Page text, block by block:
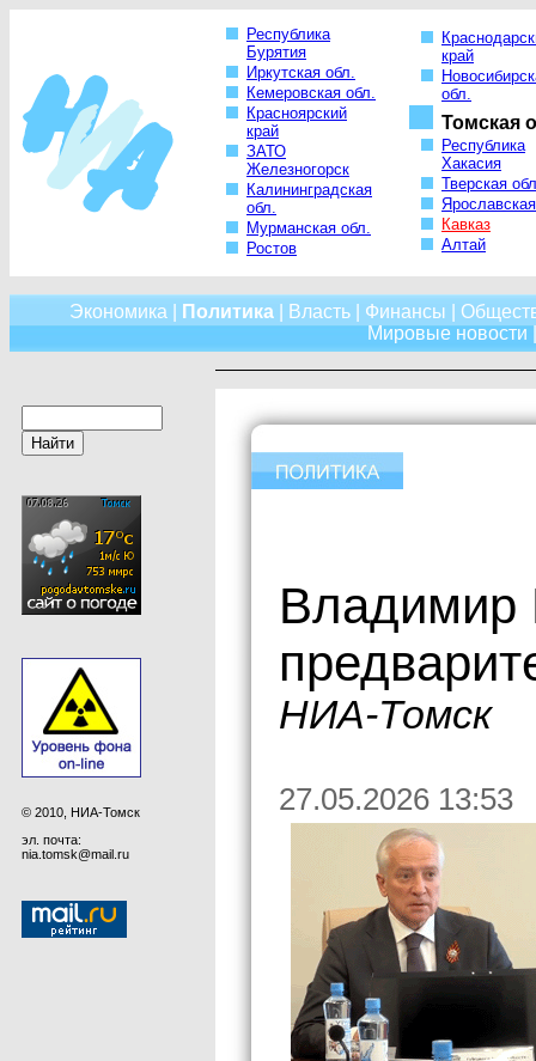
Республика
Бурятия
Иркутская обл.
Кемеровская обл.
Красноярский
край
ЗАТО
Железногорск
Калининградская
обл.
Мурманская обл.
Ростов
край
обл.
Томская
Республика
Хакасия
Тверская
Кавказ
Алтай
Экономика Политика| Власть| Финансы
Мировые новости
© 2010, НИА-Томск
эл. почта:
nia.tomsk@mail.ru
Владимир
НИА-Томск
27.05.2026 13:53